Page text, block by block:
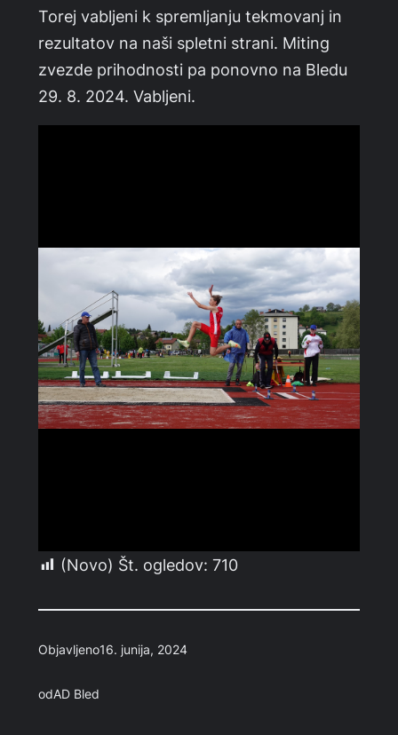
Torej vabljeni k spremljanju tekmovanj in
rezultatov na naši spletni strani. Miting
zvezde prihodnosti pa ponovno na Bledu
29. 8. 2024. Vabljeni.
(Novo) Št. ogledov: 710
Objavljeno16. junija, 2024
odAD Bled